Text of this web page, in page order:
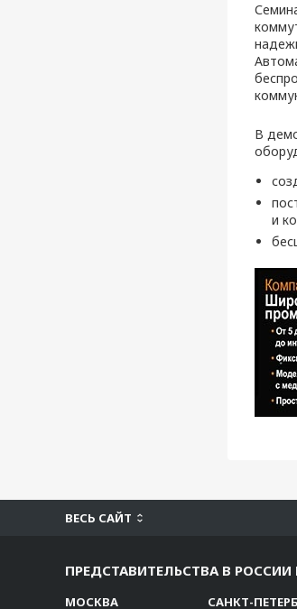
В
и
ВЕСЬ САЙТ
ПРЕДСТАВИТЕЛЬСТВА В РОССИИ
МОСКВА САНКТ-